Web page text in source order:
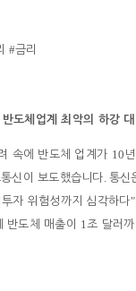
#금리
도체업계 최악의 하강 대
속에 반도체 업계가 10
신이 보도했습니다. 통신
투자 위험성까지 심각하다"
반도체 매출이 1조 달러